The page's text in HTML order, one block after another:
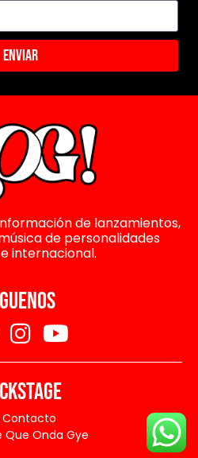
Enviar
de lanzamientos,
de personalidades
internacional.
Contacto
Que Onda Gye